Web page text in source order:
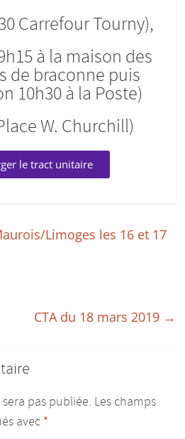
Carrefour Tourny),
à la maison des
de braconne puis
10h30 à la Poste)
W. Churchill)
le tract unitaire
Limoges les 16 et 17
CTA du 18 mars 2019 →
pas publiée. Les champs
avec *